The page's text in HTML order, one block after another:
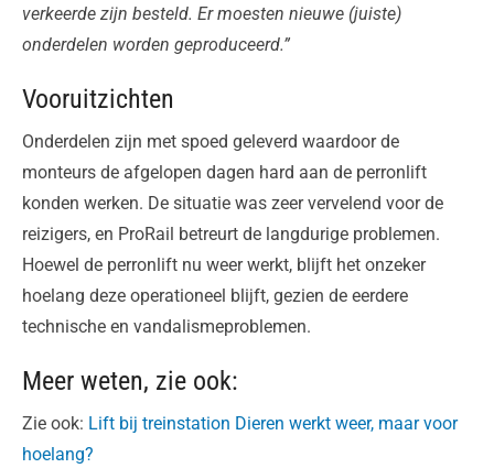
verkeerde zijn besteld. Er moesten nieuwe (juiste)
onderdelen worden geproduceerd.”
Vooruitzichten
Onderdelen zijn met spoed geleverd waardoor de
monteurs de afgelopen dagen hard aan de perronlift
konden werken. De situatie was zeer vervelend voor de
reizigers, en ProRail betreurt de langdurige problemen.
Hoewel de perronlift nu weer werkt, blijft het onzeker
hoelang deze operationeel blijft, gezien de eerdere
technische en vandalismeproblemen.
Meer weten, zie ook:
Zie ook: Lift bij treinstation Dieren werkt weer, maar voor
hoelang?